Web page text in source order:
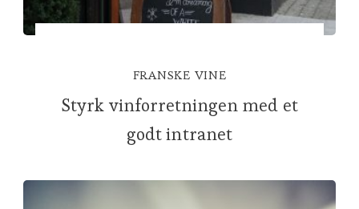
FRANSKE VINE
Styrk vinforretningen med et
godt intranet